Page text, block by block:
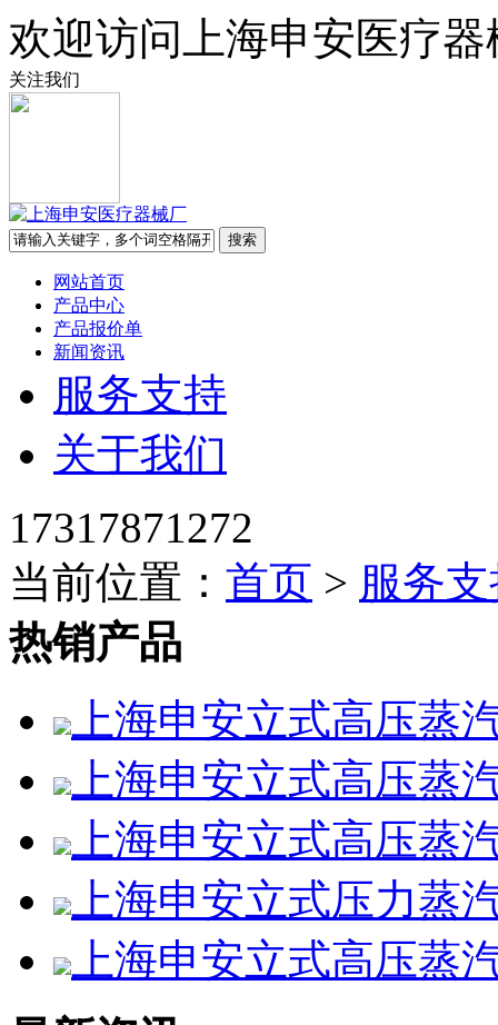
欢迎访问上海申安医疗
关注我们
网站首页
产品中心
产品报价单
新闻资讯
服务支持
关于我们
17317871272
当前位置： 首页 > 服务
热销产品
上海申安立式高压蒸
上海申安立式高压蒸
上海申安立式高压蒸
上海申安立式压力蒸
上海申安立式高压蒸